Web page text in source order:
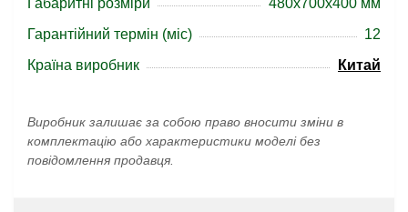
Габаритні розміри
480x700x400 мм
Гарантійний термін (міс)
12
Країна виробник
Китай
Виробник залишає за собою право вносити зміни в
комплектацію або характеристики моделі без
повідомлення продавця.